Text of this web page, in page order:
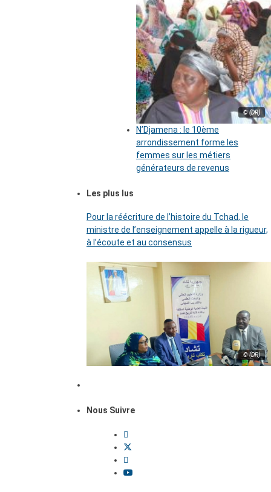
© (DR)
N’Djamena : le 10ème
arrondissement forme les
femmes sur les métiers
générateurs de revenus
Les plus lus
Pour la réécriture de l’histoire du Tchad, le
ministre de l’enseignement appelle à la rigueur,
à l’écoute et au consensus
© (DR)
Nous Suivre